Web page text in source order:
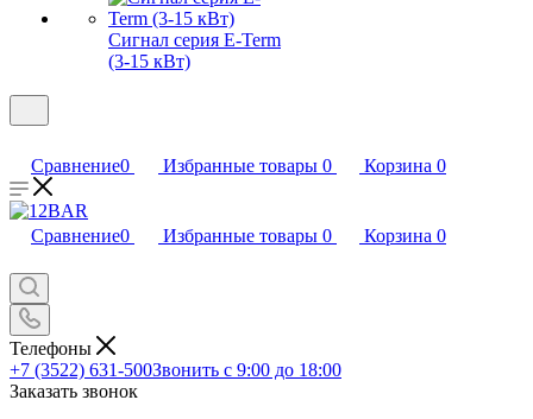
Сигнал серия E-Term
(3-15 кВт)
Сравнение0 Избранные товары 0 Корзина 0
Сравнение0 Избранные товары 0 Корзина 0
Телефоны
+7 (3522) 631-500Звонить с 9:00 до 18:00
Заказать звонок